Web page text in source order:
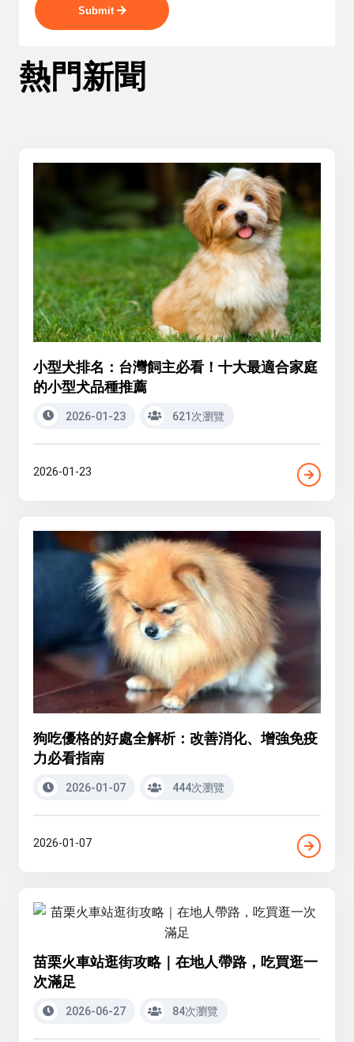
Submit
熱門新聞
小型犬排名：台灣飼主必看！十大最適合家庭
的小型犬品種推薦
2026-01-23 621次瀏覽
2026-01-23
狗吃優格的好處全解析：改善消化、增強免疫
力必看指南
2026-01-07 444次瀏覽
2026-01-07
苗栗火車站逛街攻略｜在地人帶路，吃買逛一
次滿足
2026-06-27 84次瀏覽